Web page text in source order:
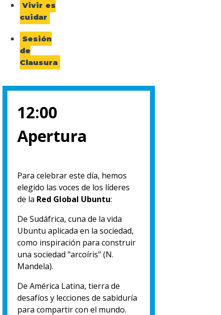
Vivir es
cuidar
Sesión
de
Clausura
12:00
Apertura
Para celebrar este día, hemos
elegido las voces de los líderes
de la Red Global Ubuntu:
De Sudáfrica, cuna de la vida
Ubuntu aplicada en la sociedad,
como inspiración para construir
una sociedad "arcoíris" (N.
Mandela).
De América Latina, tierra de
desafíos y lecciones de sabiduría
para compartir con el mundo.